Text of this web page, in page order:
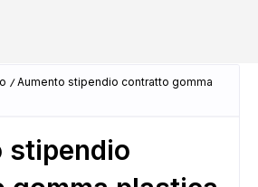
Aumento stipendio contratto gomma
stipendio